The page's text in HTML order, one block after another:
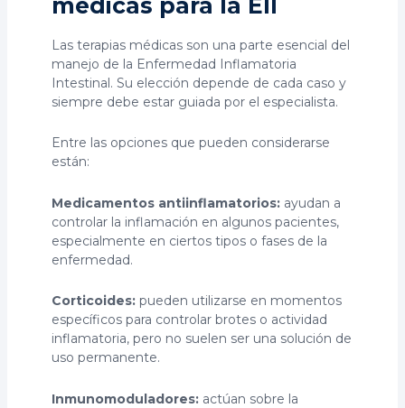
médicas para la EII
Las terapias médicas son una parte esencial del
manejo de la Enfermedad Inflamatoria
Intestinal. Su elección depende de cada caso y
siempre debe estar guiada por el especialista.
Entre las opciones que pueden considerarse
están:
Medicamentos antiinflamatorios:ayudan a
controlar la inflamación en algunos pacientes,
especialmente en ciertos tipos o fases de la
enfermedad.
Corticoides:pueden utilizarse en momentos
específicos para controlar brotes o actividad
inflamatoria, pero no suelen ser una solución de
uso permanente.
Inmunomoduladores:actúan sobre la